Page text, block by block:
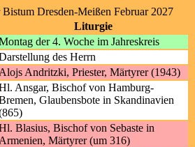
Dresden-Meißen Februar 2027
Liturgie
der 4. Woche im Jahreskreis
des Herrn
Alojs Andritzki, Priester, Märtyrer (1943)
Ansgar, Bischof von Hamburg-
Glaubensbote in Skandinavien
Blasius, Bischof von Sebaste in
Armenien, Märtyrer (um 316)